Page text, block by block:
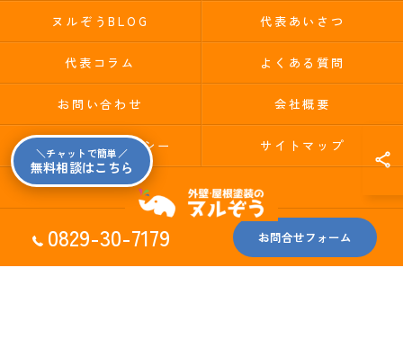
0829-30-7179 お問合せフォーム
ヌルぞうBLOG 代表あいさつ
代表コラム よくある質問
お問い合わせ 会社概要
プライバシーポリシー サイトマップ
© 2026 広島県廿日市市の外壁塗装ならヌルぞう ALL RIGHTS RESERVED.
＼チャットで簡単／
無料相談はこちら